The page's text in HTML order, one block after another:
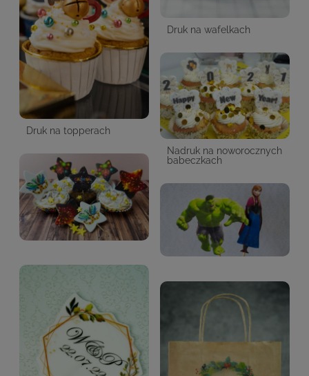
Druk na wafelkach
Druk na topperach
Nadruk na noworocznych
babeczkach